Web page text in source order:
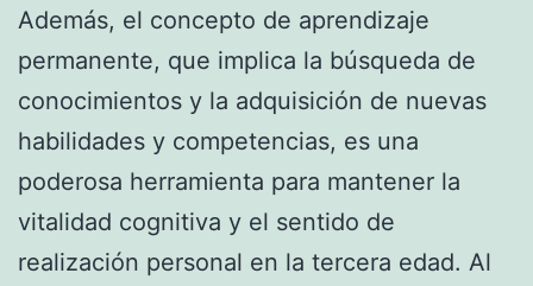
Además, el concepto de aprendizaje
permanente, que implica la búsqueda de
conocimientos y la adquisición de nuevas
habilidades y competencias, es una
poderosa herramienta para mantener la
vitalidad cognitiva y el sentido de
realización personal en la tercera edad. Al